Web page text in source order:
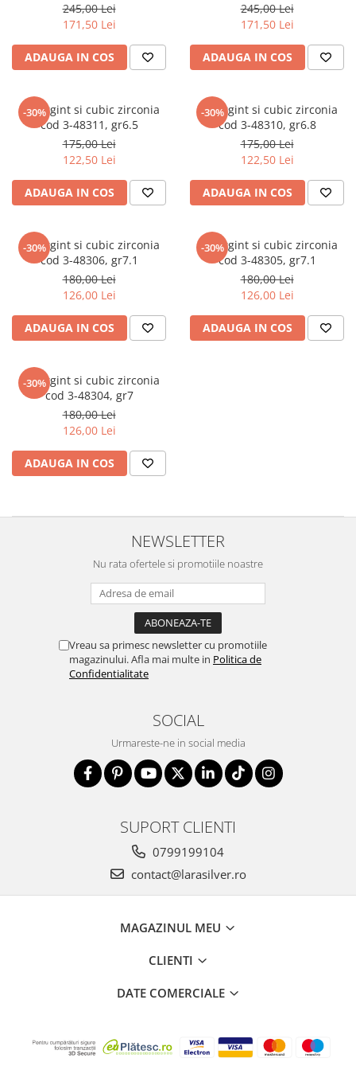
marimea 59
marimea 60
marimea 61
marimea 62
marimea 63
marimea 64
245,00 Lei
171,50 Lei
ADAUGA IN COS
245,00 Lei
171,50 Lei
ADAUGA IN COS
-30%
Set argint si cubic zirconia
cod 3-48311, gr6.5
175,00 Lei
122,50 Lei
ADAUGA IN COS
-30%
Set argint si cubic zirconia
cod 3-48310, gr6.8
175,00 Lei
122,50 Lei
ADAUGA IN COS
-30%
Set argint si cubic zirconia
cod 3-48306, gr7.1
180,00 Lei
126,00 Lei
ADAUGA IN COS
-30%
Set argint si cubic zirconia
cod 3-48305, gr7.1
180,00 Lei
126,00 Lei
ADAUGA IN COS
-30%
Set argint si cubic zirconia
cod 3-48304, gr7
180,00 Lei
126,00 Lei
ADAUGA IN COS
NEWSLETTER
Nu rata ofertele si promotiile noastre
Vreau sa primesc newsletter cu promotiile
magazinului. Afla mai multe in Politica de
Confidentialitate
SOCIAL
Urmareste-ne in social media
SUPORT CLIENTI
0799199104
contact@larasilver.ro
MAGAZINUL MEU
CLIENTI
DATE COMERCIALE